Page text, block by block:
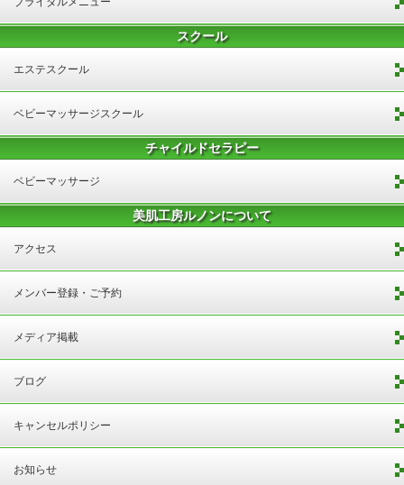
スクール
エステスクール
ベビーマッサージスクール
チャイルドセラピー
ベビーマッサージ
美肌工房ルノンについて
アクセス
メンバー登録・ご予約
メディア掲載
ブログ
キャンセルポリシー
お知らせ